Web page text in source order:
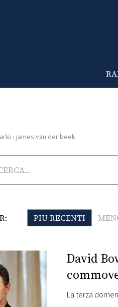
› james van der beek
der beek
PIU RECENTI
David
La terza